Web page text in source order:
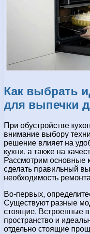
Как выбрать
для выпечки
При обустройстве
внимание выбору
решение влияет на
кухни, а также на
Рассмотрим основные
сделать правильный
необходимость
Во-первых,
Существуют разные
стоящие. Встроенные
пространство и
отдельно стоящие